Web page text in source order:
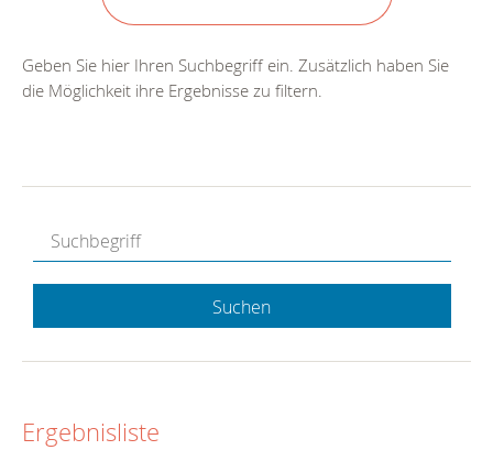
Geben Sie hier Ihren Suchbegriff ein. Zusätzlich haben Sie
die Möglichkeit ihre Ergebnisse zu filtern.
Suchen
Ergebnisliste